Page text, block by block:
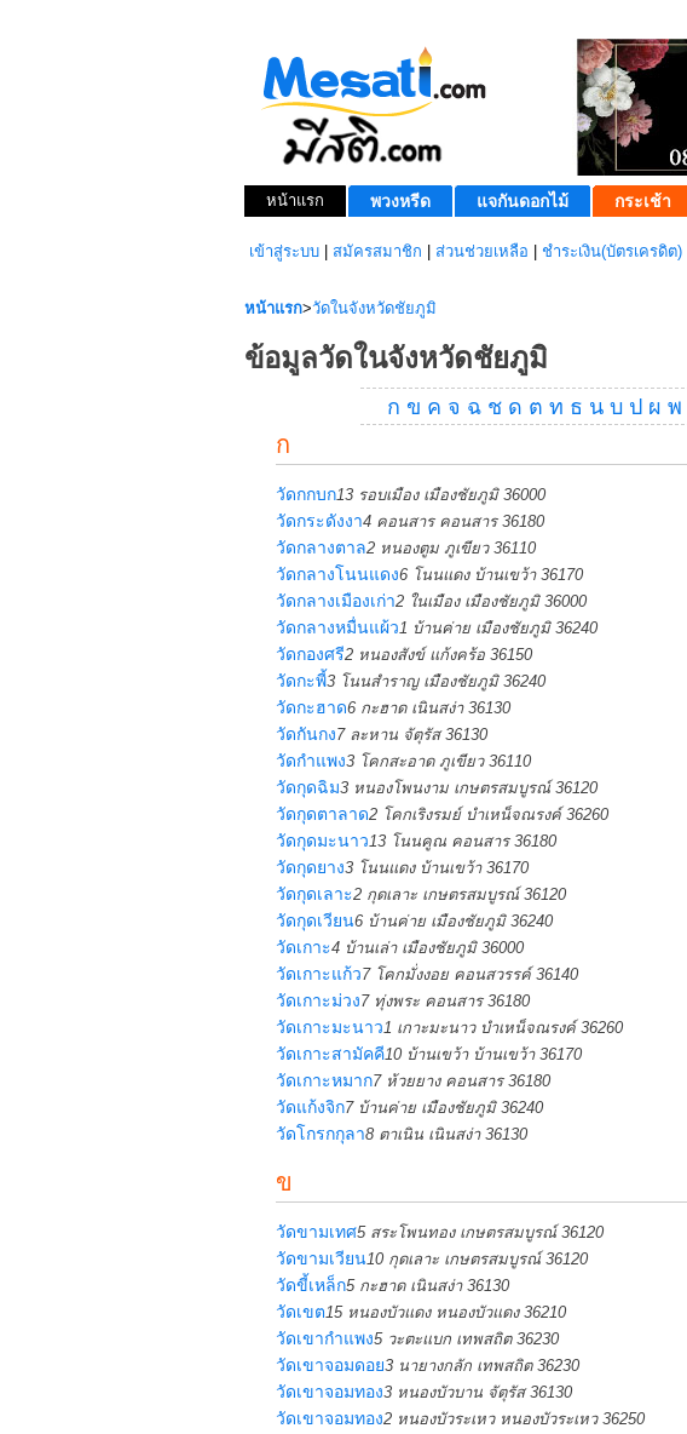
หน้าแรก พวงหรีด แจกันดอกไม้ กระเช้า
เข้าสู่ระบบ สมัครสมาชิก ส่วนช่วยเหลือ ชำระเงิน(บัตรเครดิต)
หน้าแรก>วัดในจังหวัดชัยภูมิ
ข้อมูลวัดในจังหวัดชัยภูมิ
ก ข ค จ ฉ ช ด ต ท ธ น บ ป ผ พ
ก
วัดกกบก13 รอบเมือง เมืองชัยภูมิ 36000
วัดกระดังงา4 คอนสาร คอนสาร 36180
วัดกลางตาล2 หนองตูม ภูเขียว 36110
วัดกลางโนนแดง6 โนนแดง บ้านเขว้า 36170
วัดกลางเมืองเก่า2 ในเมือง เมืองชัยภูมิ 36000
วัดกลางหมื่นแผ้ว1 บ้านค่าย เมืองชัยภูมิ 36240
วัดกองศรี2 หนองสังข์ แก้งคร้อ 36150
วัดกะพี้3 โนนสำราญ เมืองชัยภูมิ 36240
วัดกะฮาด6 กะฮาด เนินสง่า 36130
วัดกันกง7 ละหาน จัตุรัส 36130
วัดกำแพง3 โคกสะอาด ภูเขียว 36110
วัดกุดฉิม3 หนองโพนงาม เกษตรสมบูรณ์ 36120
วัดกุดตาลาด2 โคกเริงรมย์ บำเหน็จณรงค์ 36260
วัดกุดมะนาว13 โนนคูณ คอนสาร 36180
วัดกุดยาง3 โนนแดง บ้านเขว้า 36170
วัดกุดเลาะ2 กุดเลาะ เกษตรสมบูรณ์ 36120
วัดกุดเวียน6 บ้านค่าย เมืองชัยภูมิ 36240
วัดเกาะ4 บ้านเล่า เมืองชัยภูมิ 36000
วัดเกาะแก้ว7 โคกมั่งงอย คอนสวรรค์ 36140
วัดเกาะม่วง7 ทุ่งพระ คอนสาร 36180
วัดเกาะมะนาว1 เกาะมะนาว บำเหน็จณรงค์ 36260
วัดเกาะสามัคคี10 บ้านเขว้า บ้านเขว้า 36170
วัดเกาะหมาก7 ห้วยยาง คอนสาร 36180
วัดแก้งจิก7 บ้านค่าย เมืองชัยภูมิ 36240
วัดโกรกกุลา8 ตาเนิน เนินสง่า 36130
ข
วัดขามเทศ5 สระโพนทอง เกษตรสมบูรณ์ 36120
วัดขามเวียน10 กุดเลาะ เกษตรสมบูรณ์ 36120
วัดขี้เหล็ก5 กะฮาด เนินสง่า 36130
วัดเขต15 หนองบัวแดง หนองบัวแดง 36210
วัดเขากำแพง5 วะตะแบก เทพสถิต 36230
วัดเขาจอมดอย3 นายางกลัก เทพสถิต 36230
วัดเขาจอมทอง3 หนองบัวบาน จัตุรัส 36130
วัดเขาจอมทอง2 หนองบัวระเหว หนองบัวระเหว 36250